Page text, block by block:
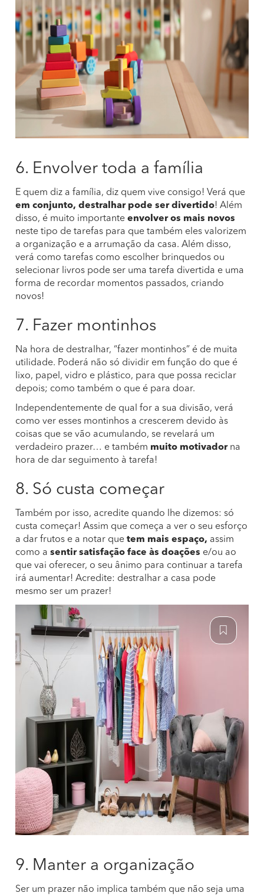
6. Envolver toda a família
E quem diz a família, diz quem vive consigo! Verá que
em conjunto, destralhar pode ser divertido! Além
disso, é muito importante envolver os mais novos
neste tipo de tarefas para que também eles valorizem
a organização e a arrumação da casa. Além disso,
verá como tarefas como escolher brinquedos ou
selecionar livros pode ser uma tarefa divertida e uma
forma de recordar momentos passados, criando
novos!
7. Fazer montinhos
Na hora de destralhar, “fazer montinhos” é de muita
utilidade. Poderá não só dividir em função do que é
lixo, papel, vidro e plástico, para que possa reciclar
depois; como também o que é para doar.
Independentemente de qual for a sua divisão, verá
como ver esses montinhos a crescerem devido às
coisas que se vão acumulando, se revelará um
verdadeiro prazer… e também muito motivadorna
hora de dar seguimento à tarefa!
8. Só custa começar
Também por isso, acredite quando lhe dizemos: só
custa começar! Assim que começa a ver o seu esforço
a dar frutos e a notar que tem mais espaço, assim
como a sentir satisfação face às doações e/ou ao
que vai oferecer, o seu ânimo para continuar a tarefa
irá aumentar! Acredite: destralhar a casa pode
mesmo ser um prazer!
9. Manter a organização
Ser um prazer não implica também que não seja uma